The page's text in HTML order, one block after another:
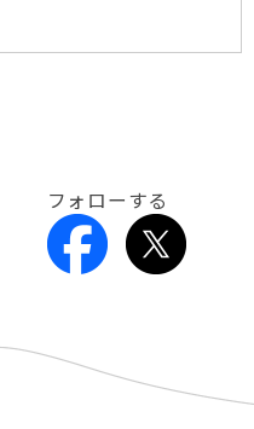
フォローする